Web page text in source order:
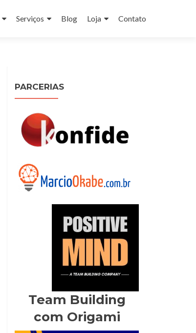
Serviços Blog Loja Contato
PARCERIAS
Team Building
com Origami